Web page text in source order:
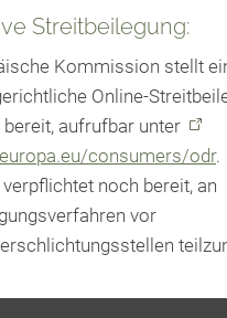
Streitbeilegung:
Kommission stellt
Online-
aufrufbar unter
consumers/odr.
noch bereit, an
vor